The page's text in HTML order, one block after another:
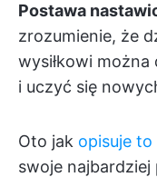
Postawa
zrozumienie, że
wysiłkowi
i uczyć się
Oto jak opisuje to
swoje